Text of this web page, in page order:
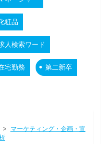
粧品
人検索ワード
宅勤務 第二新卒
マーケティング・企画・宣